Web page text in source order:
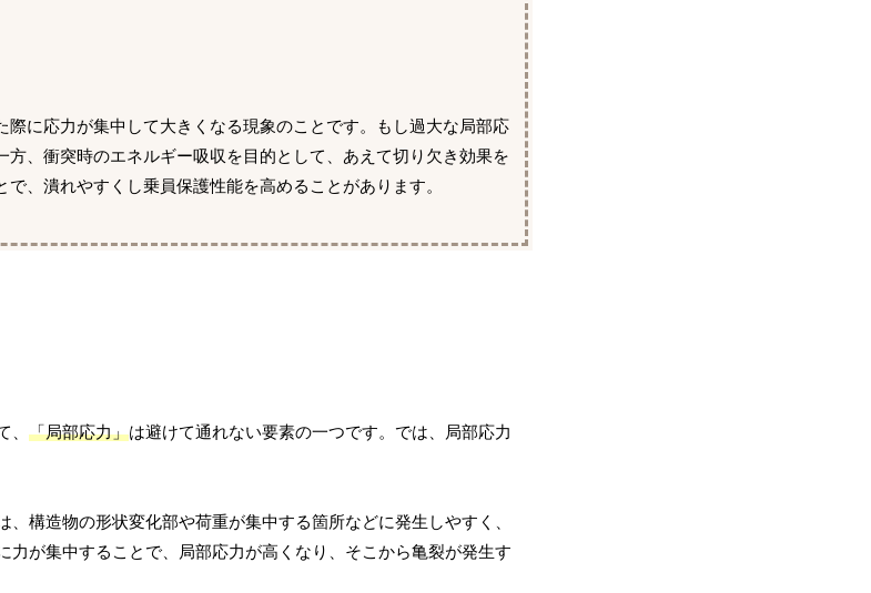
に応力が集中して大きくなる現象のことです。もし過大な局部応
、衝突時のエネルギー吸収を目的として、あえて切り欠き効果を
、潰れやすくし乗員保護性能を高めることがあります。
、 「局部応力」は避けて通れない要素の一つです。では、局部応力
、構造物の形状変化部や荷重が集中する箇所などに発生しやすく、
力が集中することで、局部応力が高くなり、そこから亀裂が発生す